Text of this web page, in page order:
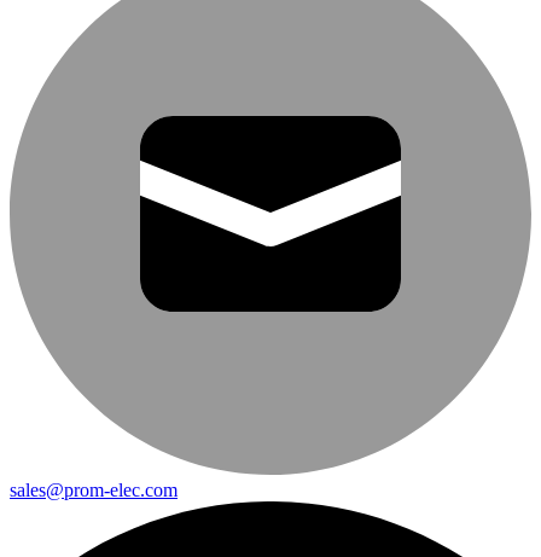
sales@prom-elec.com